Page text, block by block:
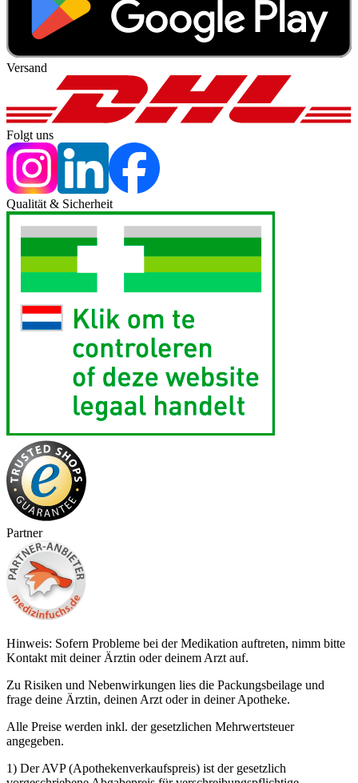
Versand
Folgt uns
Qualität & Sicherheit
Partner
Hinweis: Sofern Probleme bei der Medikation auftreten, nimm bitte
Kontakt mit deiner Ärztin oder deinem Arzt auf.
Zu Risiken und Nebenwirkungen lies die Packungsbeilage und
frage deine Ärztin, deinen Arzt oder in deiner Apotheke.
Alle Preise werden inkl. der gesetzlichen Mehrwertsteuer
angegeben.
1) Der AVP (Apothekenverkaufspreis) ist der gesetzlich